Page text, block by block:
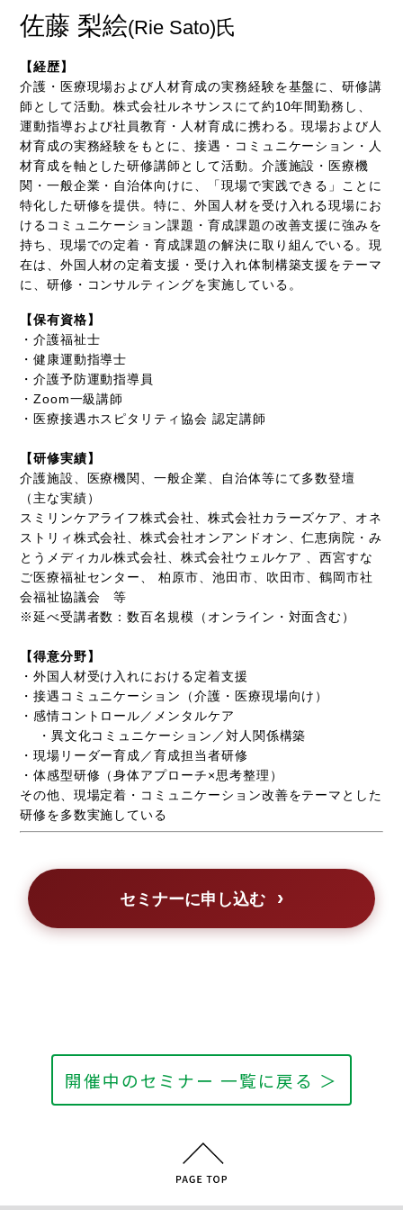
佐藤 梨絵(Rie Sato)氏
【経歴】
介護・医療現場および人材育成の実務経験を基盤に、研修講
師として活動。株式会社ルネサンスにて約10年間勤務し、
運動指導および社員教育・人材育成に携わる。現場および人
材育成の実務経験をもとに、接遇・コミュニケーション・人
材育成を軸とした研修講師として活動。介護施設・医療機
関・一般企業・自治体向けに、「現場で実践できる」ことに
特化した研修を提供。特に、外国人材を受け入れる現場にお
けるコミュニケーション課題・育成課題の改善支援に強みを
持ち、現場での定着・育成課題の解決に取り組んでいる。現
在は、外国人材の定着支援・受け入れ体制構築支援をテーマ
に、研修・コンサルティングを実施している。
【保有資格】
・介護福祉士
・健康運動指導士
・介護予防運動指導員
・Zoom一級講師
・医療接遇ホスピタリティ協会 認定講師
【研修実績】
介護施設、医療機関、一般企業、自治体等にて多数登壇
（主な実績）
スミリンケアライフ株式会社、株式会社カラーズケア、オネ
ストリィ株式会社、株式会社オンアンドオン、仁恵病院・み
とうメディカル株式会社、株式会社ウェルケア 、西宮すな
ご医療福祉センター、 柏原市、池田市、吹田市、鶴岡市社
会福祉協議会 等
※延べ受講者数：数百名規模（オンライン・対面含む）
【得意分野】
・外国人材受け入れにおける定着支援
・接遇コミュニケーション（介護・医療現場向け）
・感情コントロール／メンタルケア
・異文化コミュニケーション／対人関係構築
・現場リーダー育成／育成担当者研修
・体感型研修（身体アプローチ×思考整理）
その他、現場定着・コミュニケーション改善をテーマとした
研修を多数実施している
セミナーに申し込む
開催中のセミナー 一覧に戻る ＞